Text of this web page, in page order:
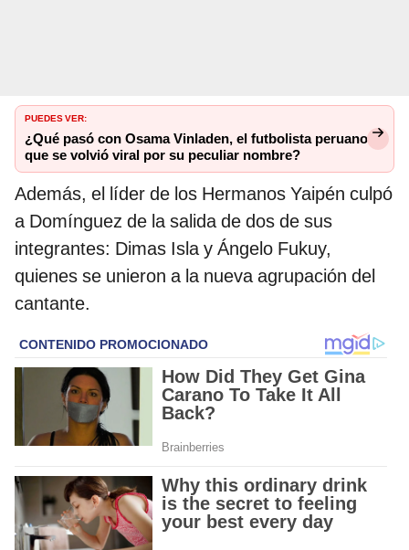
PUEDES VER:
¿Qué pasó con Osama Vinladen, el futbolista peruano
que se volvió viral por su peculiar nombre?
Además, el líder de los Hermanos Yaipén culpó
a Domínguez de la salida de dos de sus
integrantes: Dimas Isla y Ángelo Fukuy,
quienes se unieron a la nueva agrupación del
cantante.